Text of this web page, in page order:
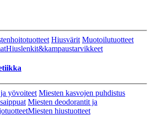
Hiusvärit Muotoilutuotteet
Hiuslenkit&kampaustarvikkeet
yövoiteet Miesten kasvojen puhdistus
Miesten deodorantit ja
Miesten hiustuotteet